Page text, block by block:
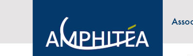
ABONNEZ-VOUS À LA LETTRE